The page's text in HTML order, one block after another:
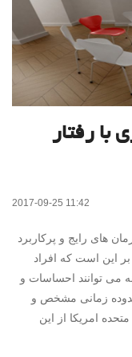
با رفتار
2017-09-25 11:42
های رایج و پرکاربرد
این است که افراد
می توانند احساسات و
زمانی مشخص و
امریکا از این